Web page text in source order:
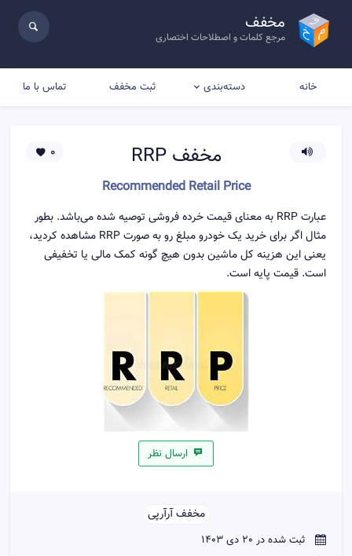
مخفف
مرجع کلمات و اصطلاحات اختصاری
خانه دسته‌بندی ثبت مخفف تماس با ما
مخففRRP
Recommended Retail Price
0
عبارت RRP به معنای قیمت خرده فروشی توصیه شده می‌باشد. بطور
مثال اگر برای خرید یک خودرو مبلغ رو به صورت RRP مشاهده کردید،
یعنی این هزینه کل ماشین بدون هیچ گونه کمک مالی یا تخفیفی
است. قیمت پایه است.
ارسال نظر
مخفف آر‌آر‌پی‌‌
ثبت شده در 20 دی 1403